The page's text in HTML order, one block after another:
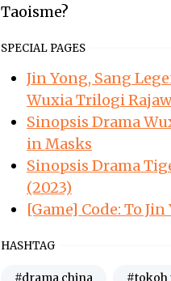
Taoisme?
SPECIAL PAGES
Jin Yong, Sang
Wuxia Trilogi
Sinopsis Drama
in Masks
Sinopsis Drama
(2023)
[Game] Code: To Jin
HASHTAG
#drama china #tokoh